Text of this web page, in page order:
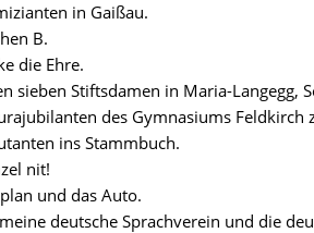
in Gaißau.
B.
die Ehre.
sieben Stiftsdamen in Maria-Langegg,
des Gymnasiums Feldkirch
ins Stammbuch.
nit!
und das Auto.
deutsche Sprachverein und die